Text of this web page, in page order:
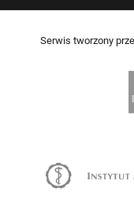
Serwis tworzony